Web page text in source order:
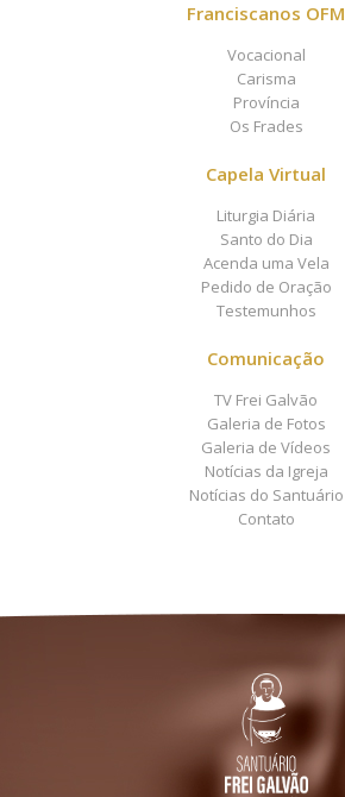
Franciscanos OFM
Vocacional
Carisma
Província
Os Frades
Capela Virtual
Liturgia Diária
Santo do Dia
Acenda uma Vela
Pedido de Oração
Testemunhos
Comunicação
TV Frei Galvão
Galeria de Fotos
Galeria de Vídeos
Notícias da Igreja
Notícias do Santuário
Contato